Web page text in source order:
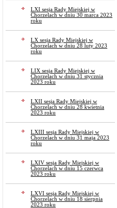
LXI sesja Rady Miejskiej w
Chorzelach w dniu 30 marca 2023
roku
LX sesja Rady Miejskiej w
Chorzelach w dniu 28 luty 2023
roku
LIX sesja Rady Miejskiej w
Chorzelach w dniu 31 stycznia
2023 roku
LXII sesja Rady Miejskiej w
Chorzelach w dniu 28 kwietnia
2023 roku
LXIII sesja Rady Miejskiej w
Chorzelach w dniu 31 maja 2023
roku
LXIV sesja Rady Miejskiej w
Chorzelach w dniu 15 czerwca
2023 roku
LXVI sesja Rady Miejskiej w
Chorzelach w dniu 18 sierpnia
2023 roku